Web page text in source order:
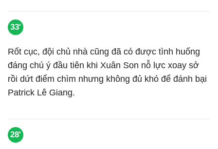
33'
Rốt cục, đội chủ nhà cũng đã có được tình huống
đáng chú ý đầu tiên khi Xuân Son nỗ lực xoay sở
rồi dứt điểm chìm nhưng không đủ khó để đánh bại
Patrick Lê Giang.
28'